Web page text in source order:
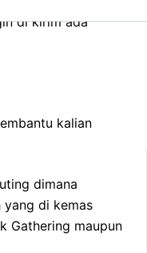
di kirim ada
kalian
dimana
yang di kemas
Gathering maupun